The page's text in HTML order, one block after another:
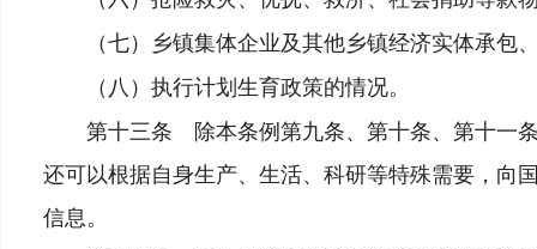
（七）乡镇集体企业及其他乡镇经济实体承包
（八）执行计划生育政策的情况。
第十三条 除本条例第九条、第十条、第十一条
还可以根据自身生产、生活、科研等特殊需要，向
信息。